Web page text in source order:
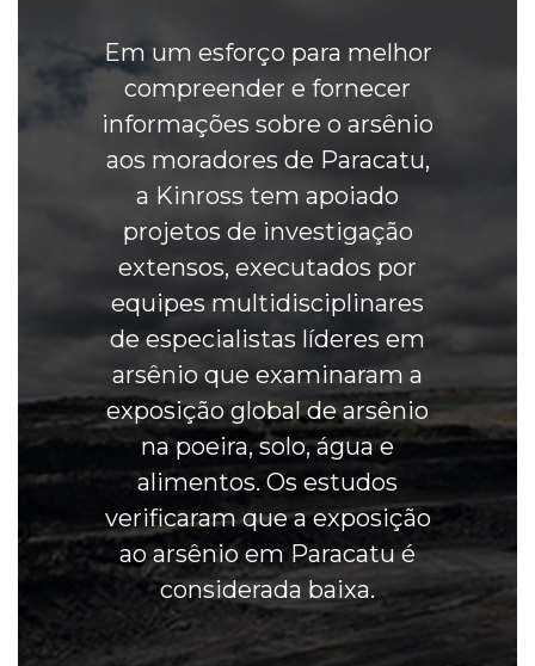
Em um esforço para melhor
compreender e fornecer
informações sobre o arsênio
aos moradores de Paracatu,
a Kinross tem apoiado
projetos de investigação
extensos, executados por
equipes multidisciplinares
de especialistas líderes em
arsênio que examinaram a
exposição global de arsênio
na poeira, solo, água e
alimentos. Os estudos
verificaram que a exposição
ao arsênio em Paracatu é
considerada baixa.